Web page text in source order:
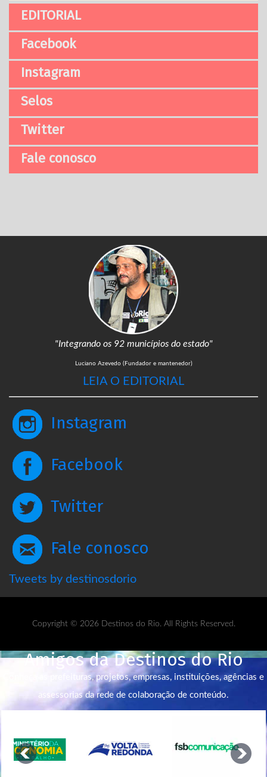
EDITORIAL
Facebook
Instagram
Selos
Twitter
Fale conosco
"Integrando os 92 municípios do estado"
Luciano Azevedo (Fundador e mantenedor)
LEIA O EDITORIAL
Instagram
Facebook
Twitter
Fale conosco
Tweets by destinosdorio
Copyright © 2026 Destinos do Rio. All Rights Reserved.
Amigos da Destinos do Rio
Conheça as prefeituras, projetos, empresas, instituições, agências e
assessorias da rede de colaboração de conteúdo.